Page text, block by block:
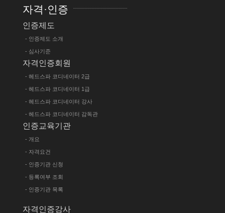
자격·인증
인증제도
- 인증제도 소개
- 심사기준
자격인증회원
- 헤드스파 코디네이터 2급
- 헤드스파 코디네이터 1급
- 헤드스파 코디네이터 강사
- 헤드스파 코디네이터 감독관
인증교육기관
- 개요
- 자격요건
- 인증기관 신청
- 등록여부 조회
- 인증기관 목록
자격인증강사